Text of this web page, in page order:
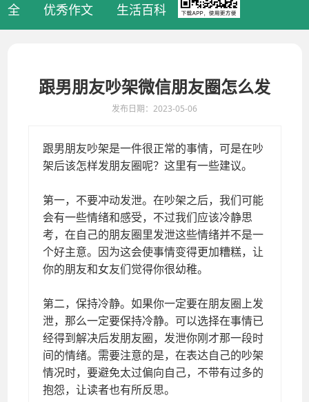
全
优秀作文 生活百科
跟男朋友吵架微信朋友圈怎么发
发布日期：2023-05-06